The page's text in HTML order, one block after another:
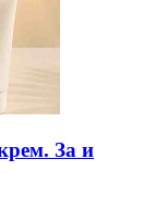
За и